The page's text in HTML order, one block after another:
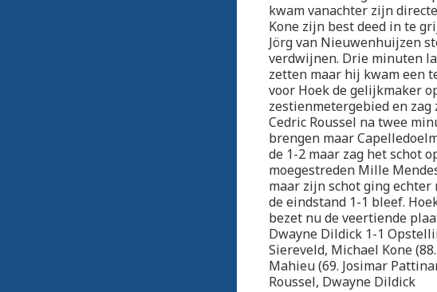
kwam vanachter zijn
Kone zijn best deed in te
Jörg van Nieuwenhuijzen
verdwijnen. Drie minuten
zetten maar hij kwam een
voor Hoek de gelijkmaker
zestienmetergebied en
Cedric Roussel na twee
brengen maar
de 1-2 maar zag het schot
moegestreden Mille
maar zijn schot ging
de eindstand 1-1 bleef.
bezet nu de veertiende
Dwayne Dildick 1-1
Siereveld, Michael Kone
Mahieu (69. Josimar
Roussel, Dwayne Dildick